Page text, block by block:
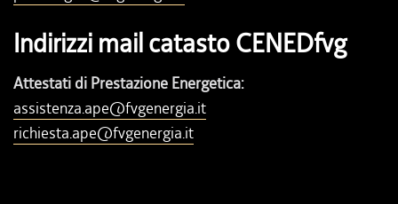
Indirizzi mail catasto CENEDfvg
Attestati di Prestazione Energetica:
assistenza.ape@fvgenergia.it
richiesta.ape@fvgenergia.it